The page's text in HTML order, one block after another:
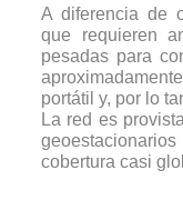
A diferencia de
que requieren
pesadas para
portátil y, por lo
La red es
cobertura casi